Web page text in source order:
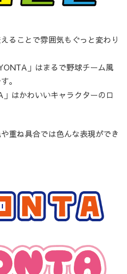
ることで雰囲気もぐっと変わり
」はまるで野球チーム風
。
はかわいいキャラクターのロ
重ね具合では色んな表現ができ